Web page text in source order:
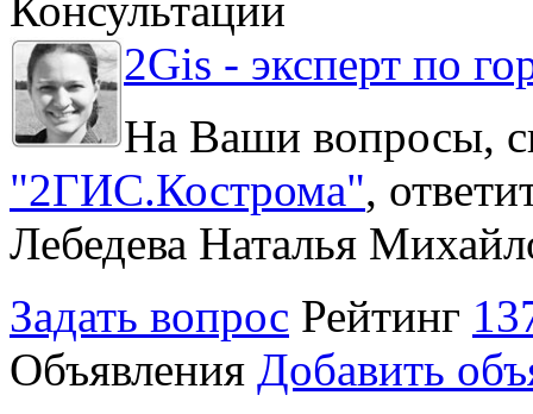
2Gis - эксперт по
На Ваши вопросы,
"2ГИС.Кострома",
Лебедева Наталья
Задать вопрос Рейтинг
Объявления Добавить